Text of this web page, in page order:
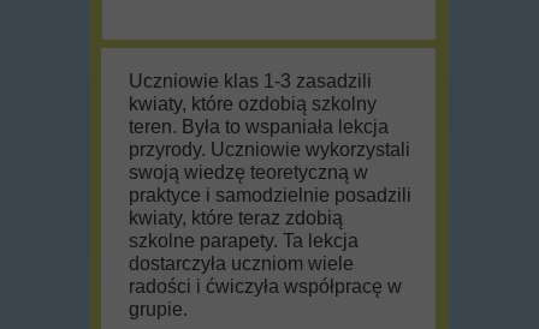
Uczniowie klas 1-3 zasadzili
kwiaty, które ozdobią szkolny
teren. Była to wspaniała lekcja
przyrody. Uczniowie wykorzystali
swoją wiedzę teoretyczną w
praktyce i samodzielnie posadzili
kwiaty, które teraz zdobią
szkolne parapety. Ta lekcja
dostarczyła uczniom wiele
radości i ćwiczyła współpracę w
grupie.